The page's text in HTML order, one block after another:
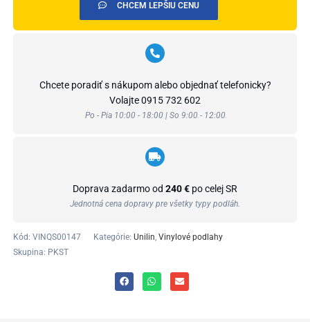
CHCEM LEPŠIU CENU
Chcete poradiť s nákupom alebo objednať telefonicky?
Volajte0915 732 602
Po - Pia 10:00 - 18:00 | So 9:00 - 12:00
Doprava zadarmo od 240 € po celej SR
Jednotná cena dopravy pre všetky typy podláh.
Kód: VINQS00147 Kategórie: Unilin, Vinylové podlahy
Skupina: PKST